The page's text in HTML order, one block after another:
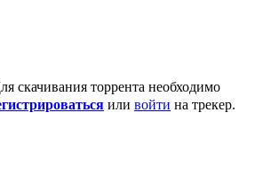
скачивания торрента необходимо
или войти на трекер.